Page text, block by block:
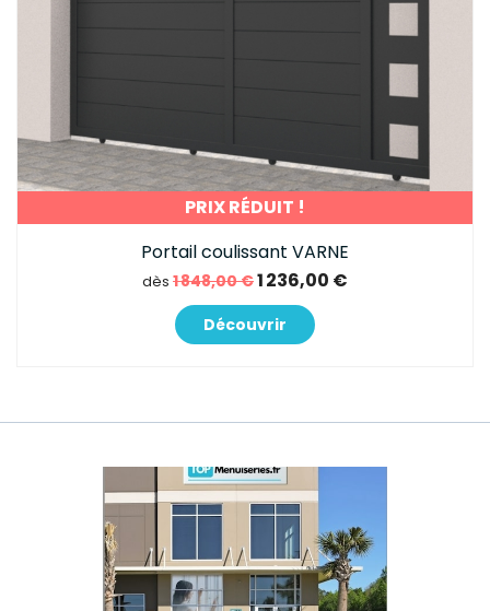
PRIX RÉDUIT !
Portail coulissant VARNE
dès 1 848,00 €1 236,00 €
Découvrir